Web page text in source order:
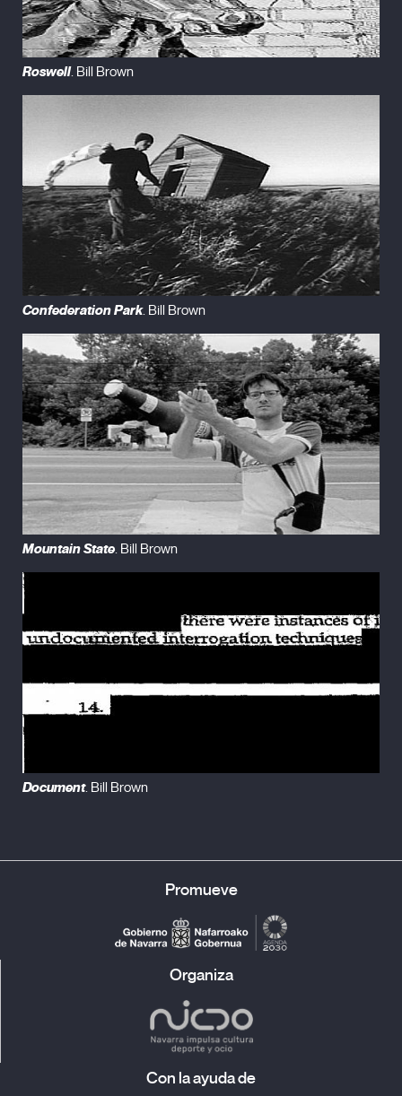
Roswell. Bill Brown
Confederation Park. Bill Brown
Mountain State. Bill Brown
Document. Bill Brown
Promueve
Organiza
Con la ayuda de